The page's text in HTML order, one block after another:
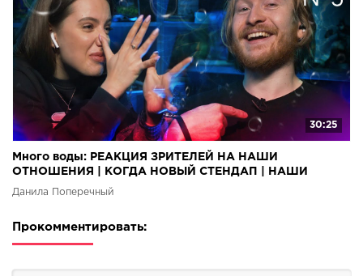
30:25
Много воды: РЕАКЦИЯ ЗРИТЕЛЕЙ НА НАШИ
ОТНОШЕНИЯ | КОГДА НОВЫЙ СТЕНДАП | НАШИ
КОМПЛЕКСЫ И КАК МЫ УМРЕМ
Данила Поперечный
Прокомментировать: